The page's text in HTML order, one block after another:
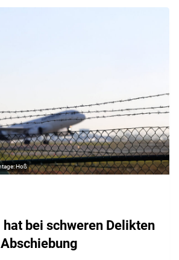
Hoß
bei schweren Delikten